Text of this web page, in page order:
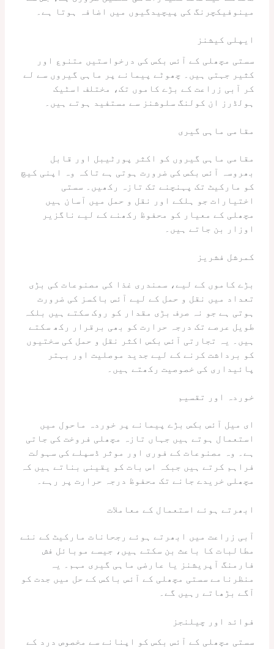
مینوفیکچرنگ کی پیچیدگیوں میں اضافہ ہوتا ہے۔
ایپلی کیشنز
سستی مچھلی کے آئس بکس کی درخواستیں متنوع اور
کثیر جہتی ہیں۔ چھوٹے پیمانے پر ماہی گیروں سے لے
کر آبی زراعت کے بڑے کاموں تک، مختلف اسٹیک
ہولڈرز ان کولنگ سلوشنز سے مستفید ہوتے ہیں۔
مقامی ماہی گیری
مقامی ماہی گیروں کو اکثر پورٹیبل اور قابل
بھروسہ آئس بکس کی ضرورت ہوتی ہے تاکہ وہ اپنی کیچ
کو مارکیٹ تک پہنچنے تک تازہ رکھیں۔ سستی
اختیارات جو ہلکے اور نقل و حمل میں آسان ہیں
مچھلی کے معیار کو محفوظ رکھنے کے لیے ناگزیر
اوزار بن جاتے ہیں۔
کمرشل فشریز
بڑے کاموں کے لیے، سمندری غذا کی مصنوعات کی بڑی
تعداد میں نقل و حمل کے لیے آئس باکسز کی ضرورت
ہوتی ہے جو نہ صرف بڑی مقدار کو روک سکتے ہیں بلکہ
طویل عرصے تک درجہ حرارت کو بھی برقرار رکھ سکتے
ہیں۔ یہ تجارتی آئس بکس اکثر نقل و حمل کی سختیوں
کو برداشت کرنے کے لیے جدید موصلیت اور بہتر
پائیداری کی خصوصیت رکھتے ہیں۔
خوردہ اور تقسیم
ای میل آئس بکس بڑے پیمانے پر خوردہ ماحول میں
استعمال ہوتے ہیں جہاں تازہ مچھلی فروخت کی جاتی
ہے۔ وہ مصنوعات کے فوری اور موثر ڈسپلے کی سہولت
فراہم کرتے ہیں جبکہ اس بات کو یقینی بناتے ہیں کہ
مچھلی خریدے جانے تک محفوظ درجہ حرارت پر رہے۔
ابھرتے ہوئے استعمال کے معاملات
آبی زراعت میں ابھرتے ہوئے رجحانات مارکیٹ کے نئے
مطالبات کا باعث بن سکتے ہیں، جیسے موبائل فش
فارمنگ آپریشنز یا عارضی ماہی گیری مہم۔ یہ
منظرنامے سستی مچھلی کے آئس باکس کے حل میں جدت کو
آگے بڑھاتے رہیں گے۔
فوائد اور چیلنجز
سستی مچھلی کے آئس بکس کو اپنانے سے مخصوص درد کے